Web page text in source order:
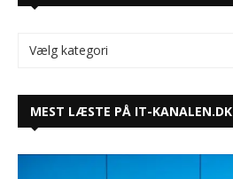
MEST LÆSTE PÅ IT-KANALEN.DK